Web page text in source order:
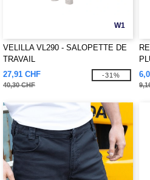
W1
VELILLA VL290 - SALOPETTE DE
TRAVAIL
27,91 CHF
40,30 CHF
-31%